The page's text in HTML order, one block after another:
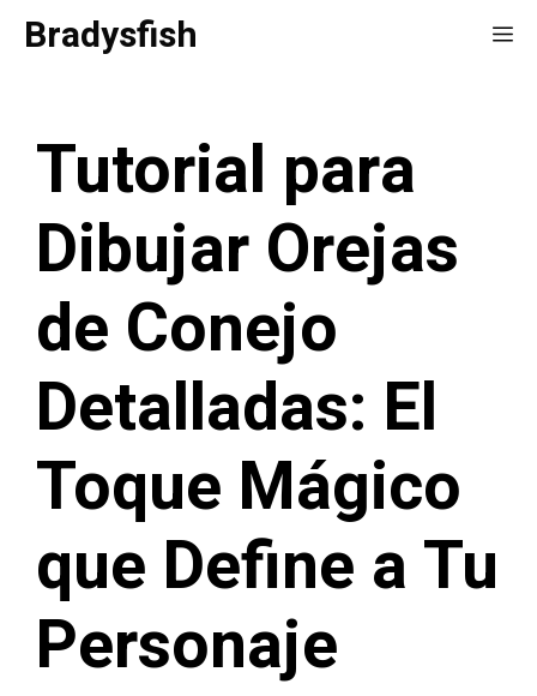
SaltarBradysfish
Tutorial para
Dibujar Orejas
de Conejo
Detalladas: El
Toque Mágico
que Define a Tu
Personaje